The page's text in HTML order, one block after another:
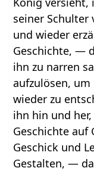
seiner Schulter
und wieder
Geschichte, —
ihn zu narren
aufzulösen,
wieder zu
ihn hin und
Geschichte auf
Geschick und
Gestalten, —